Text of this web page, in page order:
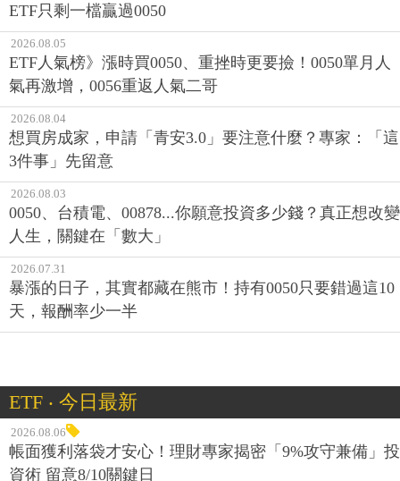
ETF只剩一檔贏過0050
2026.08.05
ETF人氣榜》漲時買0050、重挫時更要撿！0050單月人
氣再激增，0056重返人氣二哥
2026.08.04
想買房成家，申請「青安3.0」要注意什麼？專家：「這
3件事」先留意
2026.08.03
0050、台積電、00878...你願意投資多少錢？真正想改變
人生，關鍵在「數大」
2026.07.31
暴漲的日子，其實都藏在熊市！持有0050只要錯過這10
天，報酬率少一半
ETF ‧ 今日最新
2026.08.06
帳面獲利落袋才安心！理財專家揭密「9%攻守兼備」投
資術 留意8/10關鍵日